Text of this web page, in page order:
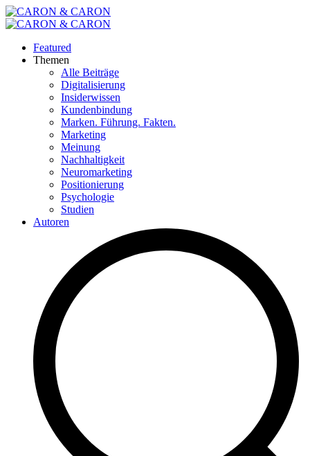
Featured
Themen
Alle Beiträge
Digitalisierung
Insiderwissen
Kundenbindung
Marken. Führung. Fakten.
Marketing
Meinung
Nachhaltigkeit
Neuromarketing
Positionierung
Psychologie
Studien
Autoren